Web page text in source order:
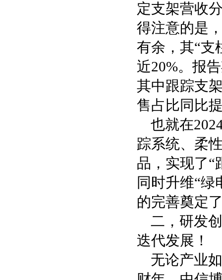
定支架营收
得注意的是
有余，其“支
近20%。报
其中跟踪支
售占比同比
也就在
踪系统、柔
品，实现了“
同时升维“
的完善奠定
二，研发
迭代发展！
无论产业